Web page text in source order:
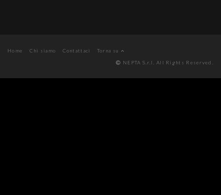
Home Chi siamo Contattaci
Torna su
NEPTA S.r.l. All Rights Reserved.